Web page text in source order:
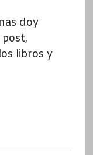
doy
libros y